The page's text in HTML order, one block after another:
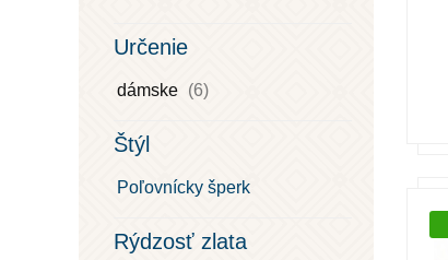
Určenie
dámske (6)
Štýl
Poľovnícky šperk
Rýdzosť zlata